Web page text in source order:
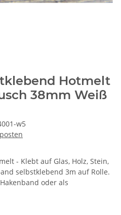
Hotmelt
38mm Weiß
w5
- Klebt auf Glas, Holz, Stein,
selbstklebend 3m auf Rolle.
oder als